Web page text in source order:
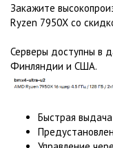
Закажите
Ryzen 7950X со
Серверы доступны в
Финляндии и США.
Быстрая выдача